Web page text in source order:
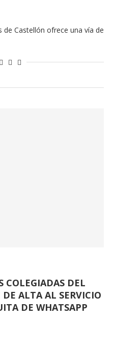
de Castellón ofrece una vía de
COLEGIADAS DEL
DE ALTA AL SERVICIO
DE WHATSAPP